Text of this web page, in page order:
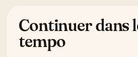
Continuer dans
tempo